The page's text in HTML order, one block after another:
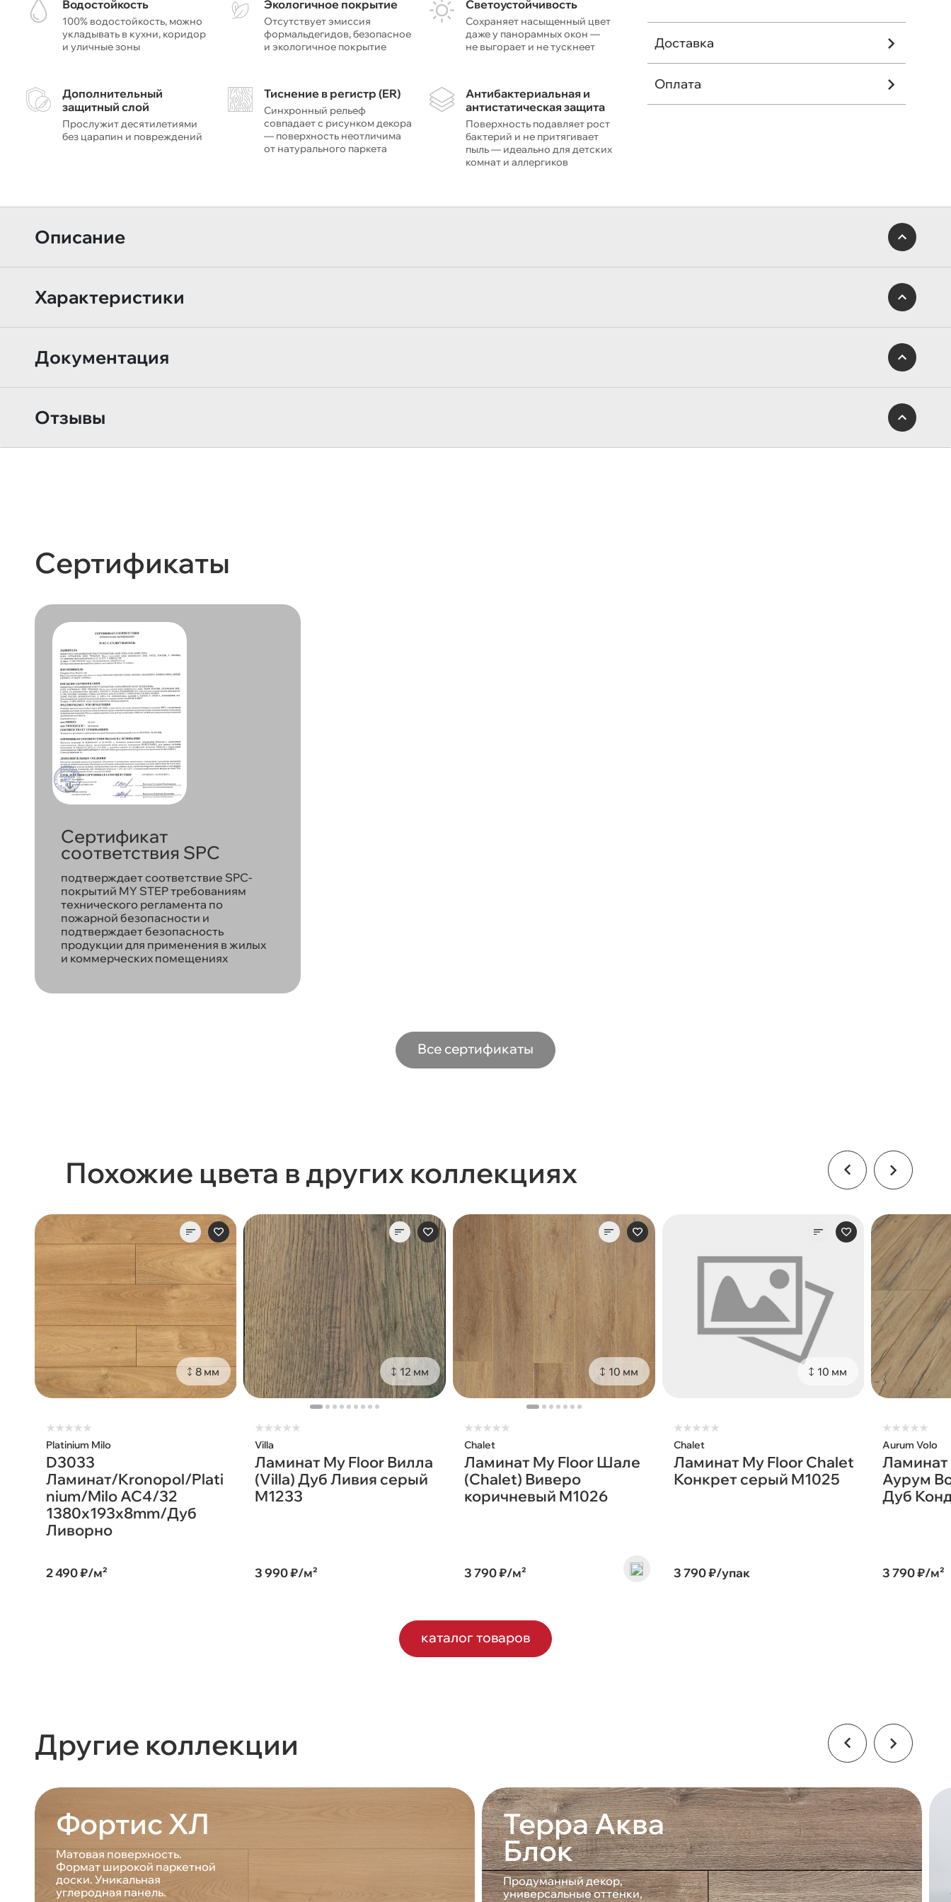
Доставка
Оплата
Водостойкость
100% водостойкость, можно
укладывать в кухни, коридор
и уличные зоны
Экологичное покрытие
Отсутствует эмиссия
формальдегидов, безопасное
и экологичное покрытие
Светоустойчивость
Сохраняет насыщенный цвет
даже у панорамных окон —
не выгорает и не тускнеет
Дополнительный
защитный слой
Прослужит десятилетиями
без царапин и повреждений
Тиснение в регистр (ER)
Синхронный рельеф
совпадает с рисунком декора
— поверхность неотличима
от натурального паркета
Антибактериальная и
антистатическая защита
Поверхность подавляет рост
бактерий и не притягивает
пыль — идеально для детских
комнат и аллергиков
Описание
Характеристики
Документация
Отзывы
Сертификаты
Сертификат
соответствия SPC
подтверждает соответствие SPC-
покрытий MY STEP требованиям
технического регламента по
пожарной безопасности и
подтверждает безопасность
продукции для применения в жилых
и коммерческих помещениях
Все сертификаты
Похожие цвета в других коллекциях
8 мм
★★★★★
Platinium Milo
D3033
Ламинат/Kronopol/Plati
nium/Milo AC4/32
1380х193х8mm/Дуб
Ливорно
2 490 ₽/м²
12 мм
★★★★★
Villa
Ламинат My Floor Вилла
(Villa) Дуб Ливия серый
M1233
3 990 ₽/м²
10 мм
★★★★★
Chalet
Ламинат My Floor Шале
(Chalet) Виверо
коричневый M1026
3 790 ₽/м²
10 мм
★★★★★
Chalet
Ламинат My Floor Chalet
Конкрет серый M1025
3 790 ₽/упак
★★★★★
Aurum Volo
Аурум
Дуб
3 790 ₽/м²
каталог товаров
Другие коллекции
Фортис ХЛ
Матовая поверхность.
Формат широкой паркетной
доски. Уникальная
углеродная панель.
Терра Аква
Блок
Продуманный декор,
универсальные оттенки,